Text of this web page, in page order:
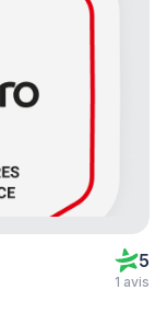
5
1 avis